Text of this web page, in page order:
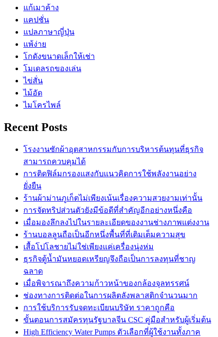
แก้เมาค้าง
แคปชั่น
แปลภาษาญี่ปุ่น
แพ้ง่าย
โกดังขนาดเล็กให้เช่า
โมเดลรถของเล่น
ไข่สั่น
ไม้อัด
ไมโครไพล์
Recent Posts
โรงงานซักผ้าอุตสาหกรรมกับการบริหารต้นทุนที่ธุรกิจ
สามารถควบคุมได้
การติดฟิล์มกรองแสงกับแนวคิดการใช้พลังงานอย่าง
ยั่งยืน
ร้านผ้าม่านภูเก็ตไม่เพียงเน้นเรื่องความสวยงามเท่านั้น
การจัดทริปส่วนตัวยังมีข้อดีที่สำคัญอีกอย่างหนึ่งคือ
เมื่อมองลึกลงไปในรายละเอียดของงานช่างภาพแต่งงาน
ร้านบอลลูนถือเป็นอีกหนึ่งพื้นที่ที่เติมเต็มความสุข
เสื้อโปโลชายไม่ใช่เพียงแค่เครื่องนุ่งห่ม
ธุรกิจตู้น้ำมันหยอดเหรียญจึงถือเป็นการลงทุนที่ชาญ
ฉลาด
เมื่อพิจารณาถึงความก้าวหน้าของกล้องจุลทรรศน์
ช่องทางการติดต่อในการผลิตลังพลาสติกจำนวนมาก
การใช้บริการรับจดทะเบียนบริษัท ราคาถูกคือ
ขั้นตอนการสมัครทุนรัฐบาลจีน CSC คู่มือสำหรับผู้เริ่มต้น
High Efficiency Water Pumps ตัวเลือกที่ผู้ใช้งานทั้งภาค